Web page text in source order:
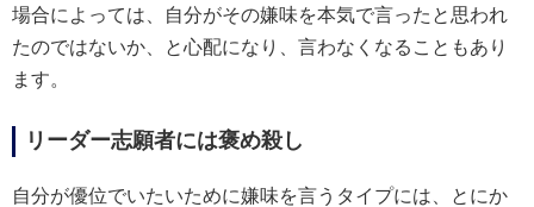
場合によっては、自分がその嫌味を本気で言ったと思われ
たのではないか、と心配になり、言わなくなることもあり
ます。
リーダー志願者には褒め殺し
自分が優位でいたいために嫌味を言うタイプには、とにか